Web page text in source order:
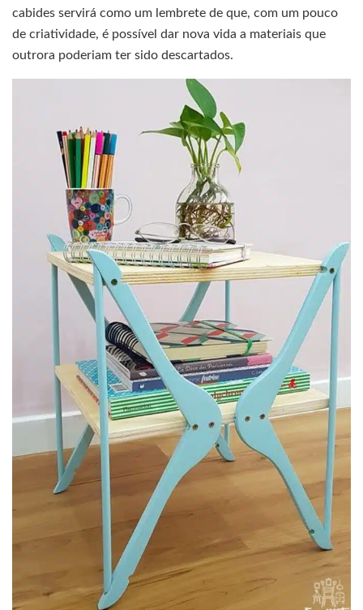
cabides servirá como um lembrete de que, com um pouco
de criatividade, é possível dar nova vida a materiais que
outrora poderiam ter sido descartados.